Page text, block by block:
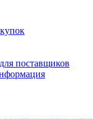
поставщиков